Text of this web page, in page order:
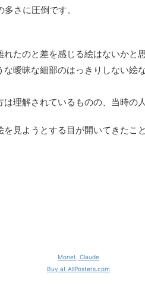
さに圧倒です。
たのと差を感じる絵はないかと思
曖昧な細部のはっきりしない絵
理解されているものの、当時の
見ようとする目が開いてきたこ
Monet, Claude
Buy at AllPosters.com